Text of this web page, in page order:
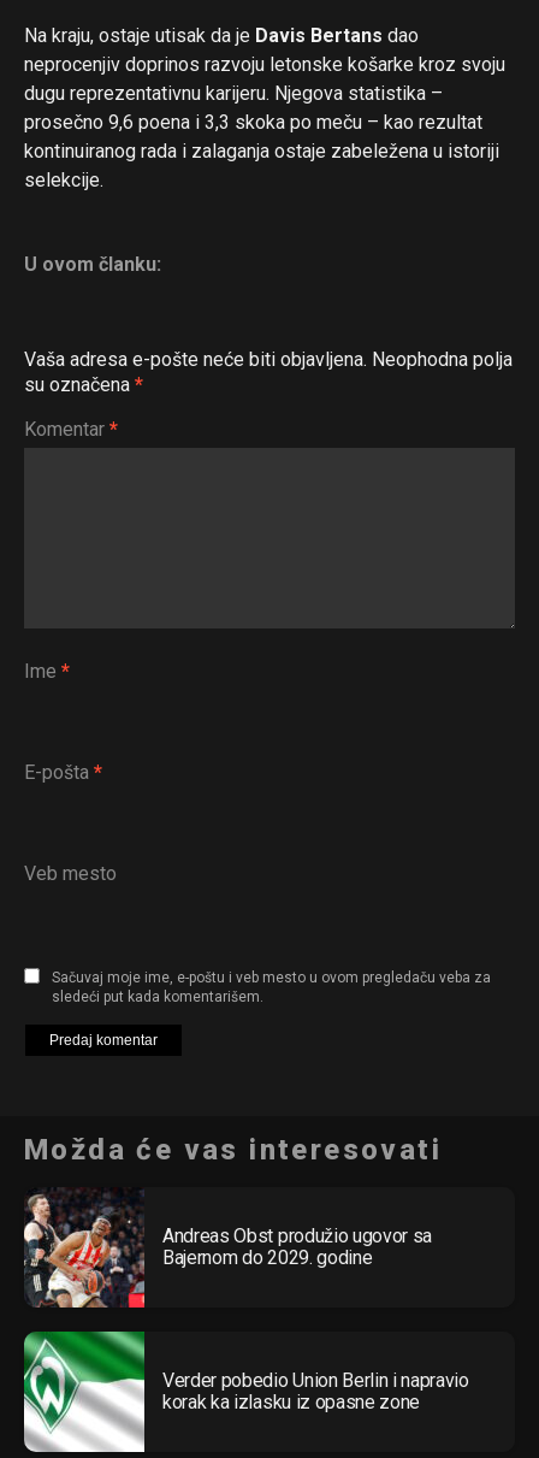
Na kraju, ostaje utisak da je Davis Bertans dao
neprocenjiv doprinos razvoju letonske košarke kroz svoju
dugu reprezentativnu karijeru. Njegova statistika –
prosečno 9,6 poena i 3,3 skoka po meču – kao rezultat
kontinuiranog rada i zalaganja ostaje zabeležena u istoriji
selekcije.
U ovom članku:
Vaša adresa e-pošte neće biti objavljena. Neophodna polja
su označena *
Komentar *
Ime *
E-pošta *
Veb mesto
Sačuvaj moje ime, e-poštu i veb mesto u ovom pregledaču veba za
sledeći put kada komentarišem.
Možda će vas interesovati
Andreas Obst produžio ugovor sa
Bajernom do 2029. godine
Verder pobedio Union Berlin i napravio
korak ka izlasku iz opasne zone